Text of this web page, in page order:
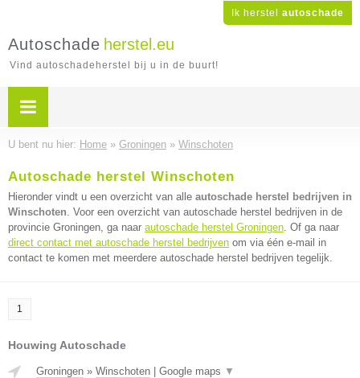
Ik herstel autoschade
Autoschade herstel.eu
Vind autoschadeherstel bij u in de buurt!
U bent nu hier: Home » Groningen » Winschoten
Autoschade herstel Winschoten
Hieronder vindt u een overzicht van alle autoschade herstel bedrijven in
Winschoten. Voor een overzicht van autoschade herstel bedrijven in de
provincie Groningen, ga naar autoschade herstel Groningen. Of ga naar
direct contact met autoschade herstel bedrijven om via één e-mail in
contact te komen met meerdere autoschade herstel bedrijven tegelijk.
1
Houwing Autoschade
Groningen » Winschoten Google maps ▼